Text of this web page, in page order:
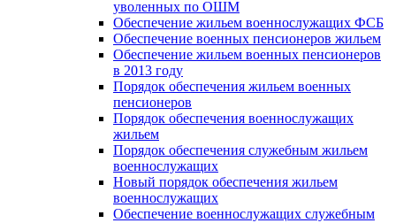
уволенных по ОШМ
Обеспечение жильем военнослужащих ФСБ
Обеспечение военных пенсионеров жильем
Обеспечение жильем военных пенсионеров
в 2013 году
Порядок обеспечения жильем военных
пенсионеров
Порядок обеспечения военнослужащих
жильем
Порядок обеспечения служебным жильем
военнослужащих
Новый порядок обеспечения жильем
военнослужащих
Обеспечение военнослужащих служебным